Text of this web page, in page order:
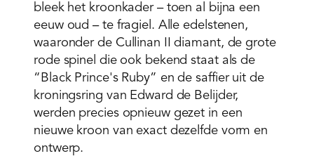
bleek het kroonkader – toen al bijna een
eeuw oud – te fragiel. Alle edelstenen,
waaronder de Cullinan II diamant, de grote
rode spinel die ook bekend staat als de
“Black Prince's Ruby” en de saffier uit de
kroningsring van Edward de Belijder,
werden precies opnieuw gezet in een
nieuwe kroon van exact dezelfde vorm en
ontwerp.